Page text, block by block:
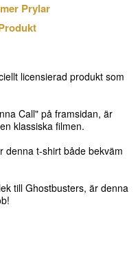
Prylar
licensierad produkt som
Call" på framsidan, är
klassiska filmen.
denna t-shirt både bekväm
till Ghostbusters, är denna